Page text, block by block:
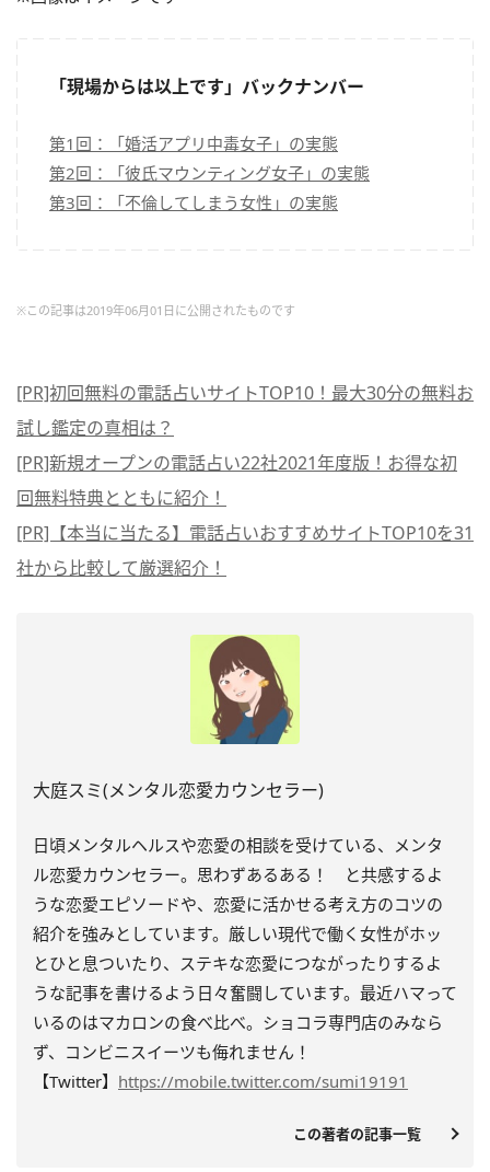
「現場からは以上です」バックナンバー
第1回：「婚活アプリ中毒女子」の実態
第2回：「彼氏マウンティング女子」の実態
第3回：「不倫してしまう女性」の実態
※この記事は2019年06月01日に公開されたものです
[PR]初回無料の電話占いサイトTOP10！最大30分の無料お
試し鑑定の真相は？
[PR]新規オープンの電話占い22社2021年度版！お得な初
回無料特典とともに紹介！
[PR]【本当に当たる】電話占いおすすめサイトTOP10を31
社から比較して厳選紹介！
大庭スミ(メンタル恋愛カウンセラー)
日頃メンタルヘルスや恋愛の相談を受けている、メンタ
ル恋愛カウンセラー。思わずあるある！ と共感するよ
うな恋愛エピソードや、恋愛に活かせる考え方のコツの
紹介を強みとしています。厳しい現代で働く女性がホッ
とひと息ついたり、ステキな恋愛につながったりするよ
うな記事を書けるよう日々奮闘しています。最近ハマって
いるのはマカロンの食べ比べ。ショコラ専門店のみなら
ず、コンビニスイーツも侮れません！
【Twitter】 https://mobile.twitter.com/sumi19191
この著者の記事一覧